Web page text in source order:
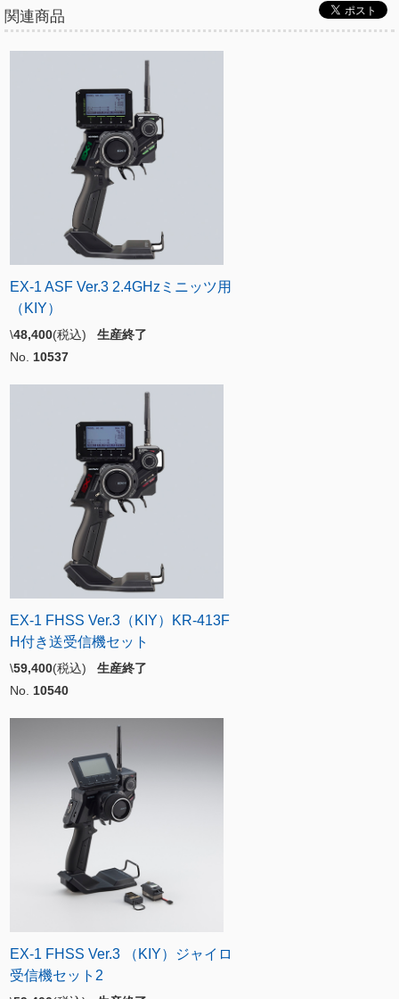
関連商品
EX-1 ASF Ver.3 2.4GHzミニッツ用
（KIY）
\48,400(税込) 生産終了
No. 10537
EX-1 FHSS Ver.3（KIY）KR-413F
H付き送受信機セット
\59,400(税込) 生産終了
No. 10540
EX-1 FHSS Ver.3 （KIY）ジャイロ
受信機セット2